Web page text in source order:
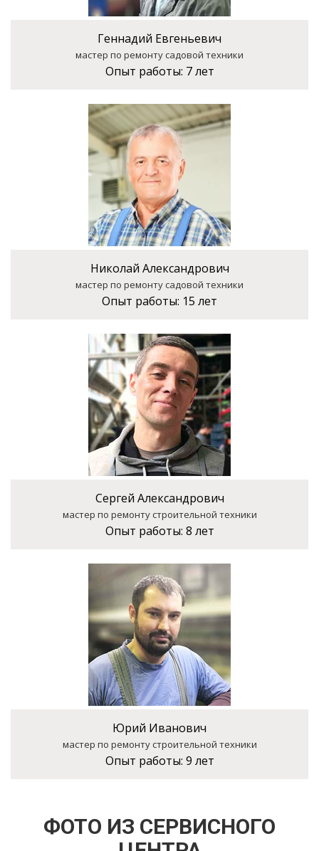
Геннадий Евгеньевич
мастер по ремонту садовой техники
Опыт работы: 7 лет
Николай Александрович
мастер по ремонту садовой техники
Опыт работы: 15 лет
Сергей Александрович
мастер по ремонту строительной техники
Опыт работы: 8 лет
Юрий Иванович
мастер по ремонту строительной техники
Опыт работы: 9 лет
ФОТО ИЗ СЕРВИСНОГО